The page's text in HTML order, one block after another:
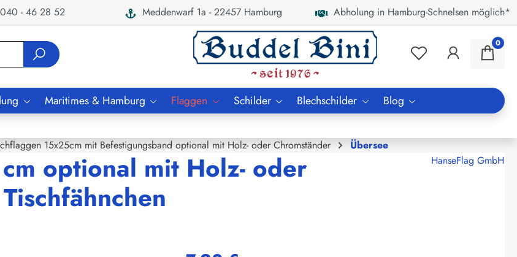
- 46 28 52 Meddenwarf 1a - 22457 Hamburg Abholung in Hamburg-Schnelsen möglich*
0
Maritimes & Hamburg Flaggen Schilder Blechschilder Blog
15x25cm mit Befestigungsband optional mit Holz- oder Chromständer Übersee
optional mit Holz- oder
HanseFlag GmbH